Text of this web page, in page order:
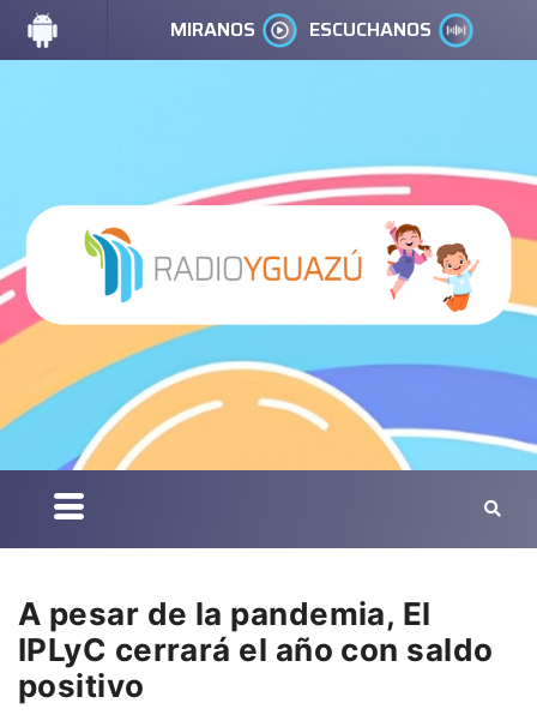
MIRANOS ESCUCHANOS
A pesar de la pandemia, El
IPLyC cerrará el año con saldo
positivo